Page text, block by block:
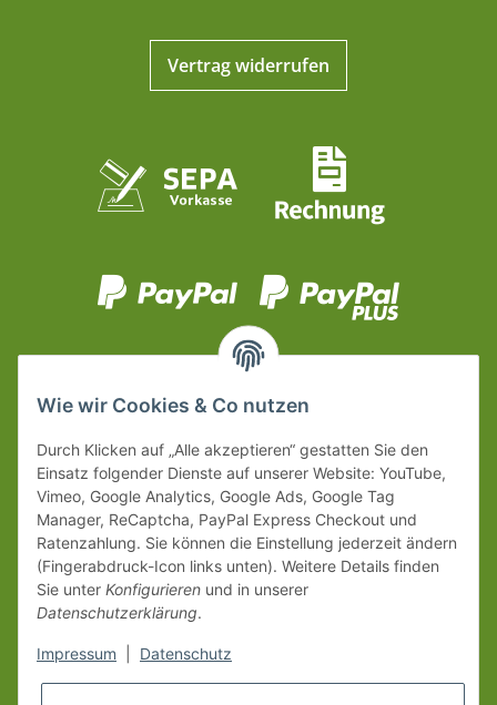
Vertrag widerrufen
Wie wir Cookies & Co nutzen
Durch Klicken auf „Alle akzeptieren“ gestatten Sie den
Einsatz folgender Dienste auf unserer Website: YouTube,
Vimeo, Google Analytics, Google Ads, Google Tag
Manager, ReCaptcha, PayPal Express Checkout und
Ratenzahlung. Sie können die Einstellung jederzeit ändern
(Fingerabdruck-Icon links unten). Weitere Details finden
Sie unter Konfigurieren und in unserer
Datenschutzerklärung.
Impressum Datenschutz